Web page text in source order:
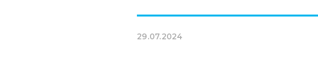
29.07.2024